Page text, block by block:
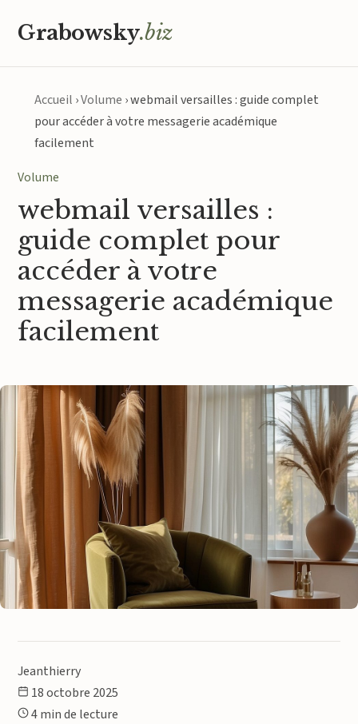
Grabowsky.biz
Accueil ›Volume ›webmail versailles : guide complet
pour accéder à votre messagerie académique
facilement
Volume
webmail versailles :
guide complet pour
accéder à votre
messagerie académique
facilement
Jeanthierry
18 octobre 2025
4 min de lecture